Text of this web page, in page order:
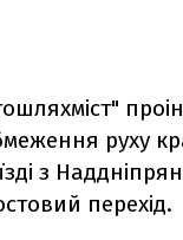
руху
з
перехід.